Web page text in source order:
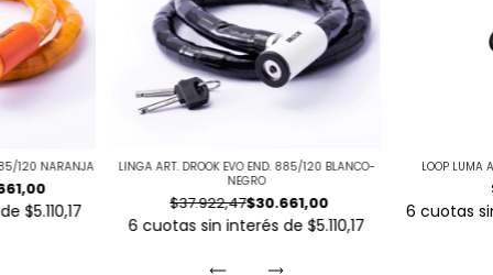
120 NARANJA
$5.110,17
LINGA ART. DROOK EVO END. 885/120 BLANCO-
NEGRO
$30.661,00
$37.922,47
6 cuotas sin interés de $5.110,17
LOOP LUMA
6 cuotas